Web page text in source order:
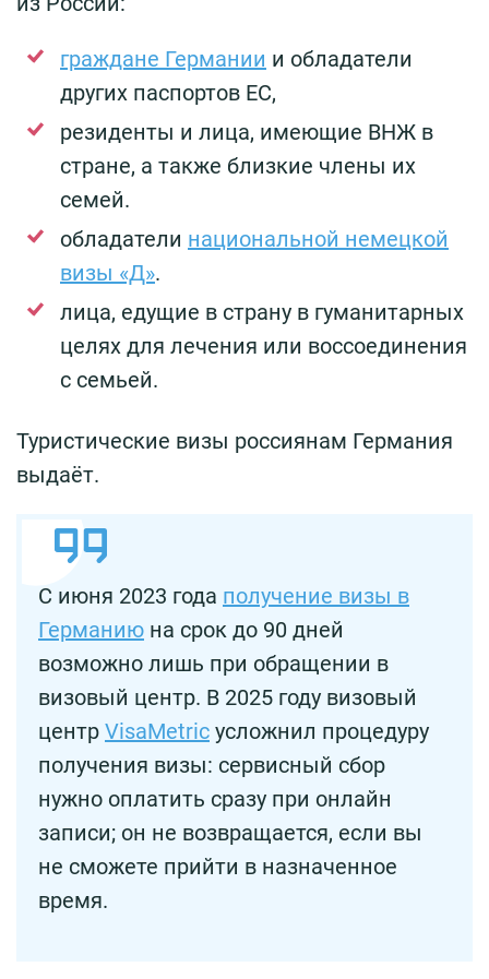
граждане Германии и обладатели
других паспортов ЕС,
резиденты и лица, имеющие ВНЖ в
стране, а также близкие члены их
семей.
обладатели национальной немецкой
визы «Д».
лица, едущие в страну в гуманитарных
целях для лечения или воссоединения
с семьей.
Туристические визы россиянам Германия
выдаёт.
С июня 2023 года получение визы в
Германию на срок до 90 дней
возможно лишь при обращении в
визовый центр. В 2025 году визовый
центр VisaMetric усложнил процедуру
получения визы: сервисный сбор
нужно оплатить сразу при онлайн
записи; он не возвращается, если вы
не сможете прийти в назначенное
время.